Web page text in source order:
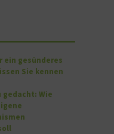
ein gesünderes
Sie kennen
Wie